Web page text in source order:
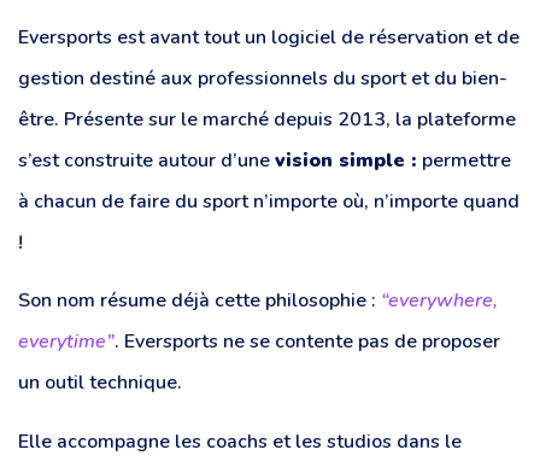
Eversports est avant tout un logiciel de réservation et de
gestion destiné aux professionnels du sport et du bien-
être. Présente sur le marché depuis 2013, la plateforme
s’est construite autour d’unevision simple : permettre
à chacun de faire du sport n’importe où, n’importe quand
!
Son nom résume déjà cette philosophie : “everywhere,
everytime”. Eversports ne se contente pas de proposer
un outil technique.
Elle accompagne les coachs et les studios dans le